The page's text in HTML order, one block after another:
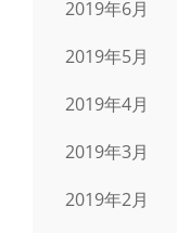
2019年6月
2019年5月
2019年4月
2019年3月
2019年2月